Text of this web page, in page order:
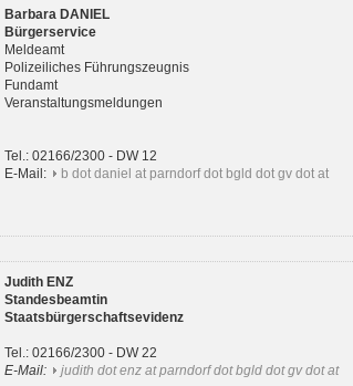
Barbara DANIEL
Bürgerservice
Meldeamt
Polizeiliches Führungszeugnis
Fundamt
Veranstaltungsmeldungen
Tel.: 02166/2300 - DW 12
E-Mail:
b dot daniel at parndorf dot bgld dot gv dot at
Judith ENZ
Standesbeamtin
Staatsbürgerschaftsevidenz
Tel.: 02166/2300 - DW 22
E-Mail:
judith dot enz at parndorf dot bgld dot gv dot at